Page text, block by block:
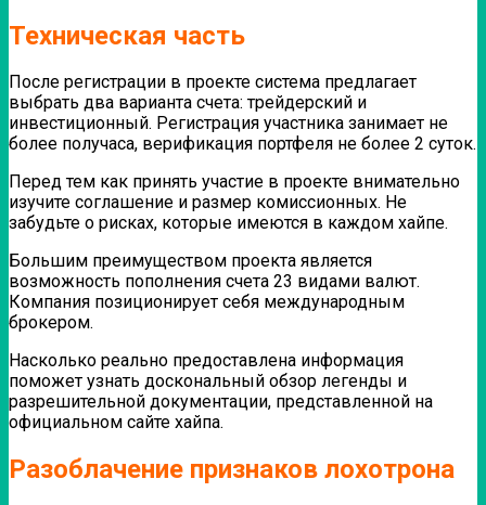
Техническая часть
После регистрации в проекте система предлагает
выбрать два варианта счета: трейдерский и
инвестиционный. Регистрация участника занимает не
более получаса, верификация портфеля не более 2 суток.
Перед тем как принять участие в проекте внимательно
изучите соглашение и размер комиссионных. Не
забудьте о рисках, которые имеются в каждом хайпе.
Большим преимуществом проекта является
возможность пополнения счета 23 видами валют.
Компания позиционирует себя международным
брокером.
Насколько реально предоставлена информация
поможет узнать доскональный обзор легенды и
разрешительной документации, представленной на
официальном сайте хайпа.
Разоблачение признаков лохотрона